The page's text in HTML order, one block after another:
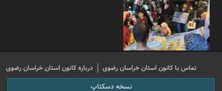
تماس با کانون استان خراسان رضوی درباره کانون استان خراسان رضوی
نسخه دسکتاپ